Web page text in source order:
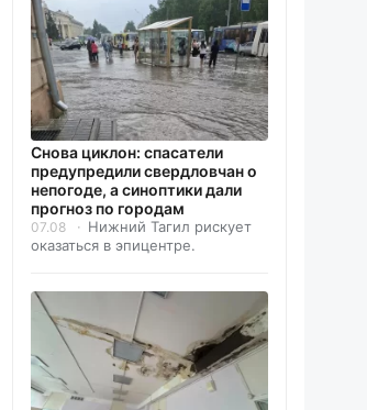
Снова циклон: спасатели
предупредили свердловчан о
непогоде, а синоптики дали
прогноз по городам
07.08
Нижний Тагил рискует
оказаться в эпицентре.